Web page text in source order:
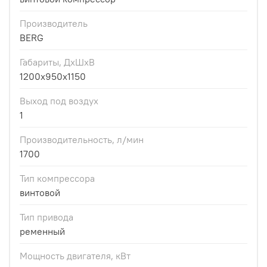
Производитель
BERG
Габариты, ДхШхВ
1200x950x1150
Выход под воздух
1
Производительность, л/мин
1700
Тип компрессора
винтовой
Тип привода
ременный
Мощность двигателя, кВт